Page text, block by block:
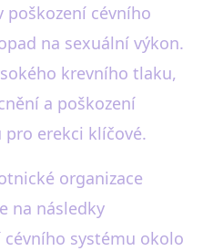
cévního
na sexuální výkon.
krevního tlaku,
a poškození
pro erekci klíčové.
organizace
na následky
systému okolo